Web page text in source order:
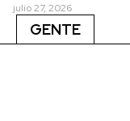
julio 27, 2026
GENTE